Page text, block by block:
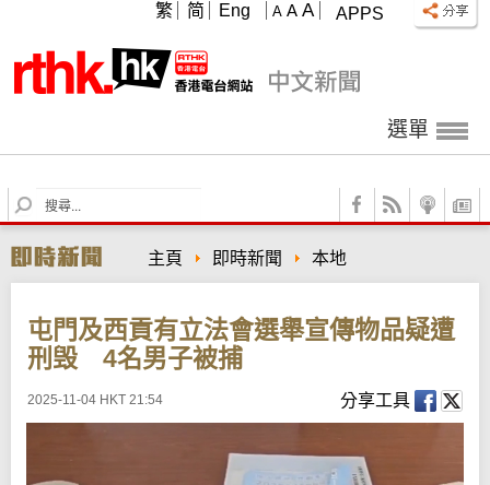
APPS
A A A
繁 简 Eng
選單
S
e
r
c
主頁 即時新聞 本地
屯門及西貢有立法會選舉宣傳物品疑遭
刑毁 4名男子被捕
2025-11-04 HKT 21:54 分享工具